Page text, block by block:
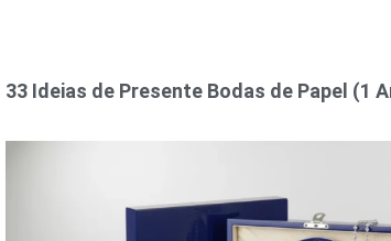
33 Ideias de Presente Bodas de Papel (1